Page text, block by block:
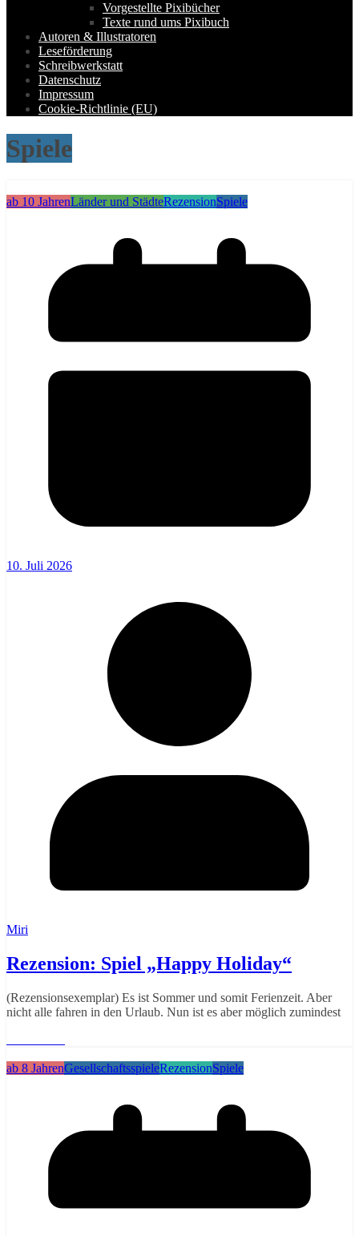
Vorgestellte Pixibücher
Texte rund ums Pixibuch
Autoren & Illustratoren
Leseförderung
Schreibwerkstatt
Datenschutz
Impressum
Cookie-Richtlinie (EU)
Spiele
ab 10 JahrenLänder und StädteRezensionSpiele
10. Juli 2026
Miri
Rezension: Spiel „Happy Holiday“
(Rezensionsexemplar) Es ist Sommer und somit Ferienzeit. Aber
nicht alle fahren in den Urlaub. Nun ist es aber möglich zumindest
ab 8 JahrenGesellschaftsspieleRezensionSpiele